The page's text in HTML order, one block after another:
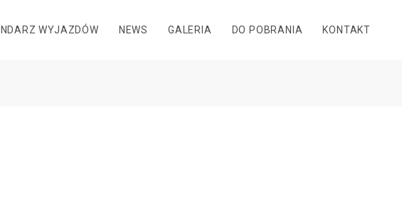
WYJAZDÓW NEWS GALERIA DO POBRANIA KONTAKT